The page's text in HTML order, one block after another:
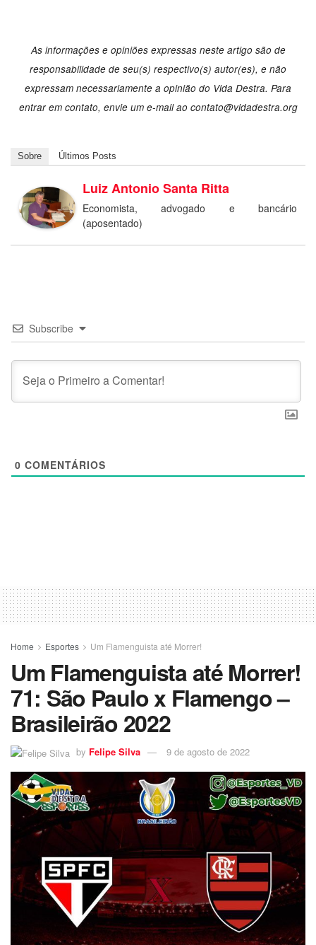
As informações e opiniões expressas neste artigo são de
responsabilidade de seu(s) respectivo(s) autor(es), e não
expressam necessariamente a opinião do Vida Destra. Para
entrar em contato, envie um e-mail ao contato@vidadestra.org
Sobre Últimos Posts
Luiz Antonio Santa Ritta
Economista, advogado e bancário
(aposentado)
Subscribe
0 COMENTÁRIOS
Home Esportes Um Flamenguista até Morrer!
Um Flamenguista até Morrer!
71: São Paulo x Flamengo –
Brasileirão 2022
by Felipe Silva 9 de agosto de 2022